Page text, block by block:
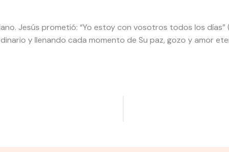
Jesús prometió: “Yo estoy con vosotros todos los
y llenando cada momento de Su paz, gozo y amor